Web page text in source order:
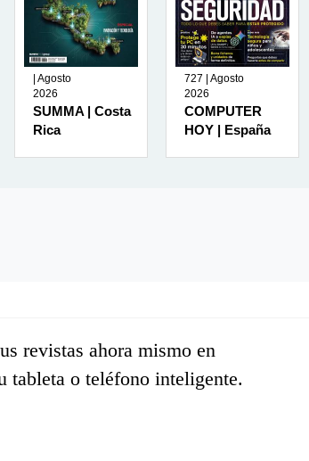
| Agosto
2026
SUMMA | Costa
Rica
727 | Agosto
2026
COMPUTER
HOY | España
revistas ahora mismo en
tableta o teléfono inteligente.